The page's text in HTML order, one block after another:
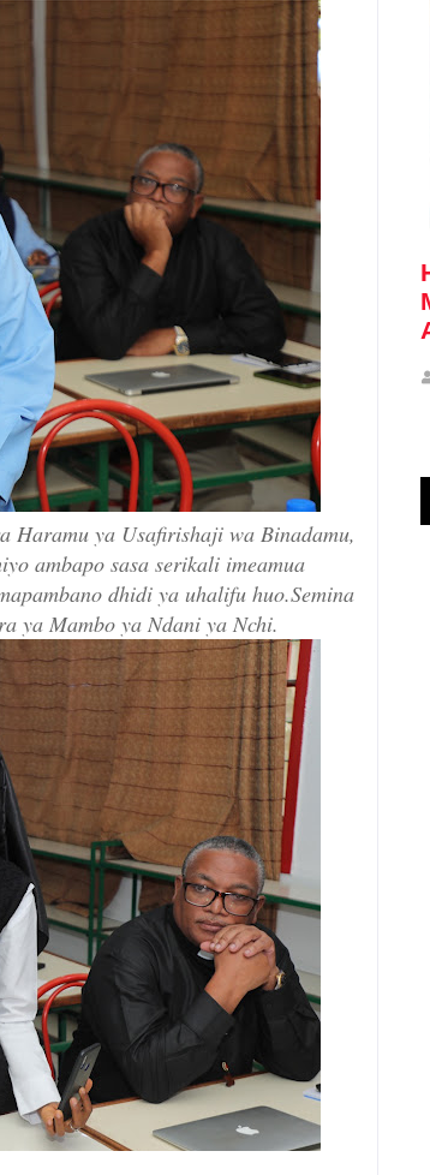
Haramu ya Usafirishaji wa Binadamu,
ambapo sasa serikali imeamua
dhidi ya uhalifu huo.Semina
ya Mambo ya Ndani ya Nchi.